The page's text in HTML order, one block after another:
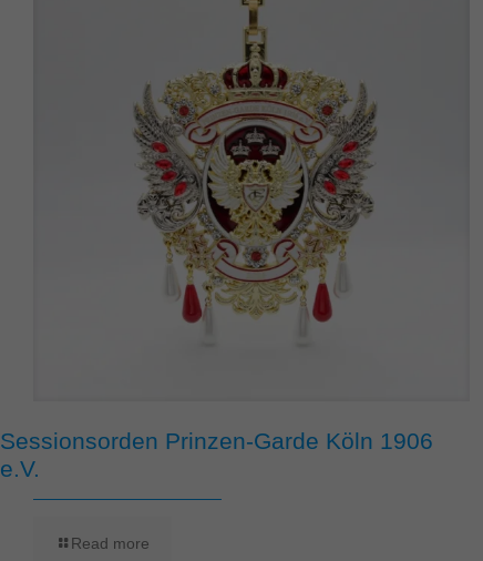
Sessionsorden Prinzen-Garde Köln 1906
e.V.
Read more